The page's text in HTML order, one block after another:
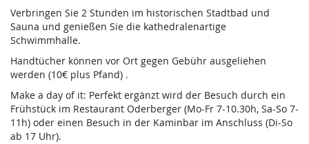
Verbringen Sie 2 Stunden im historischen Stadtbad und
Sauna und genießen Sie die kathedralenartige
Schwimmhalle.
Handtücher können vor Ort gegen Gebühr ausgeliehen
werden (10€ plus Pfand) .
Make a day of it: Perfekt ergänzt wird der Besuch durch ein
Frühstück im Restaurant Oderberger (Mo-Fr 7-10.30h, Sa-So 7-
11h) oder einen Besuch in der Kaminbar im Anschluss (Di-So
ab 17 Uhr).